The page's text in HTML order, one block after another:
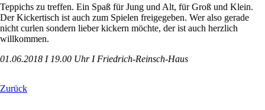
Teppichs zu treffen. Ein Spaß für Jung und Alt, für Groß und Klein.
Der Kickertisch ist auch zum Spielen freigegeben. Wer also gerade
nicht curlen sondern lieber kickern möchte, der ist auch herzlich
willkommen.
01.06.2018 I 19.00 Uhr I Friedrich-Reinsch-Haus
Zurück